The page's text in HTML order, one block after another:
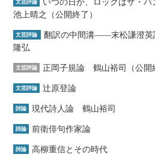
文芸評論
池上晴之（公開終了）
文芸評論
翻訳の中間溝――末松謙澄
隆弘
文芸評論 正岡子規論 鶴山裕司（公開
文芸評論 辻原登論
詩論 現代詩人論 鶴山裕司
詩論 前衛俳句作家論
詩論 高柳重信とその時代